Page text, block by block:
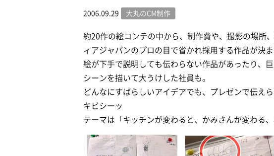
2006.09.29 大丸のCM制作
約20作の絵コンテの中から、制作費や、撮影の場所
ィアジャパンのプロの目で省かれ採用する作品が決ま
絵が下手で説明しても伝わらない作品があったり、
シーンを描いて大うけした社員も。
どんなにすばらしいアイデアでも、プレゼンで伝え
キビシーッ
テーマは「キッチンが変わると、かみさんが変わる、